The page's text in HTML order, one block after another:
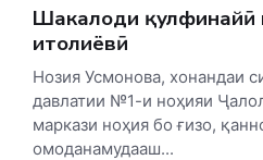
Шакалоди қулфинайӣ
итолиёвӣ
Нозия Усмонова, хонандаи
давлатии №1-и ноҳияи
маркази ноҳия бо ғизо,
омоданамудааш...